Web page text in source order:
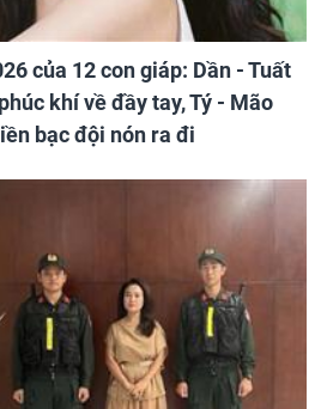
của 12 con giáp: Dần - Tuất
khí về đầy tay, Tý - Mão
bạc đội nón ra đi